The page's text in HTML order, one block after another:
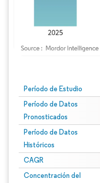
Período de Estudio
Período de Datos
Pronosticados
Período de Datos
Históricos
CAGR
Concentración del